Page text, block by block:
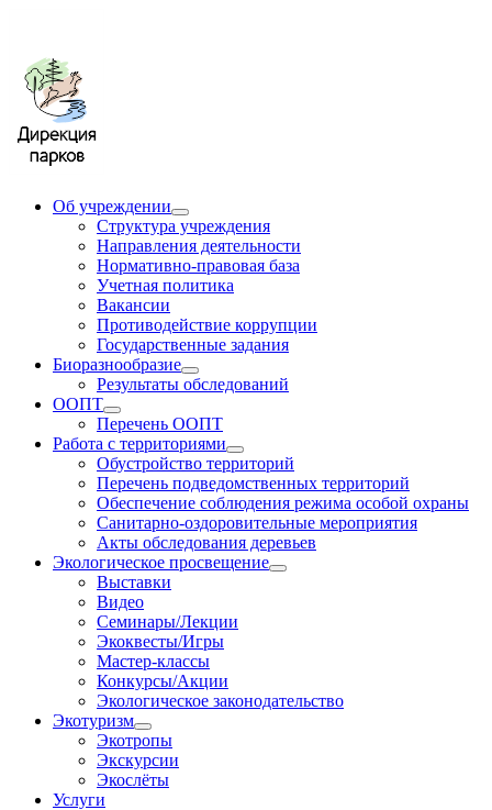
Об учреждении
Структура учреждения
Направления деятельности
Нормативно-правовая база
Учетная политика
Вакансии
Противодействие коррупции
Государственные задания
Биоразнообразие
Результаты обследований
ООПТ
Перечень ООПТ
Работа с территориями
Обустройство территорий
Перечень подведомственных территорий
Обеспечение соблюдения режима особой охраны
Санитарно-оздоровительные мероприятия
Акты обследования деревьев
Экологическое просвещение
Выставки
Видео
Семинары/Лекции
Экоквесты/Игры
Мастер-классы
Конкурсы/Акции
Экологическое законодательство
Экотуризм
Экотропы
Экскурсии
Экослёты
Услуги